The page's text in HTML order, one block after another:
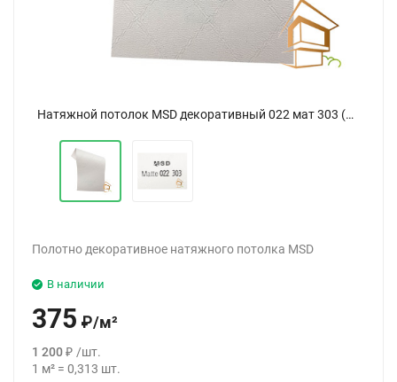
Натяжной потолок MSD декоративный 022 мат 303 (320)
Полотно декоративное натяжного потолка MSD
В наличии
375 ₽/м²
1 200₽ /шт.
1 м² = 0,313 шт.